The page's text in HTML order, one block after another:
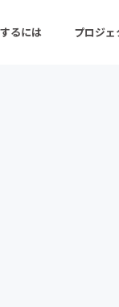
るには プロジ
ジェクト